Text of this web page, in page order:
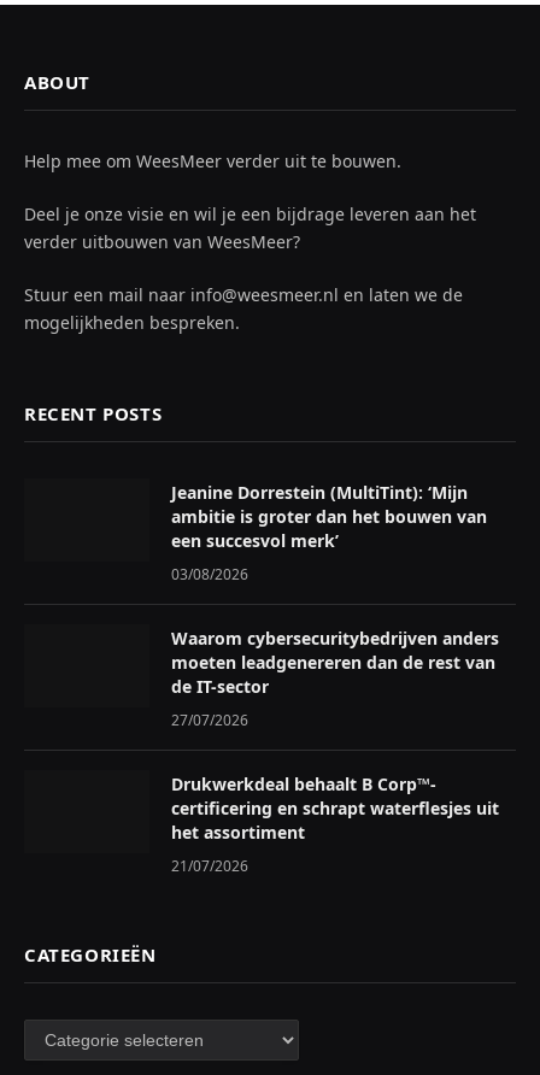
ABOUT
Help mee om WeesMeer verder uit te bouwen.
Deel je onze visie en wil je een bijdrage leveren aan het
verder uitbouwen van WeesMeer?
Stuur een mail naar info@weesmeer.nl en laten we de
mogelijkheden bespreken.
RECENT POSTS
Jeanine Dorrestein (MultiTint): ‘Mijn
ambitie is groter dan het bouwen van
een succesvol merk’
03/08/2026
Waarom cybersecuritybedrijven anders
moeten leadgenereren dan de rest van
de IT-sector
27/07/2026
Drukwerkdeal behaalt B Corp™-
certificering en schrapt waterflesjes uit
het assortiment
21/07/2026
CATEGORIEËN
Categorieën